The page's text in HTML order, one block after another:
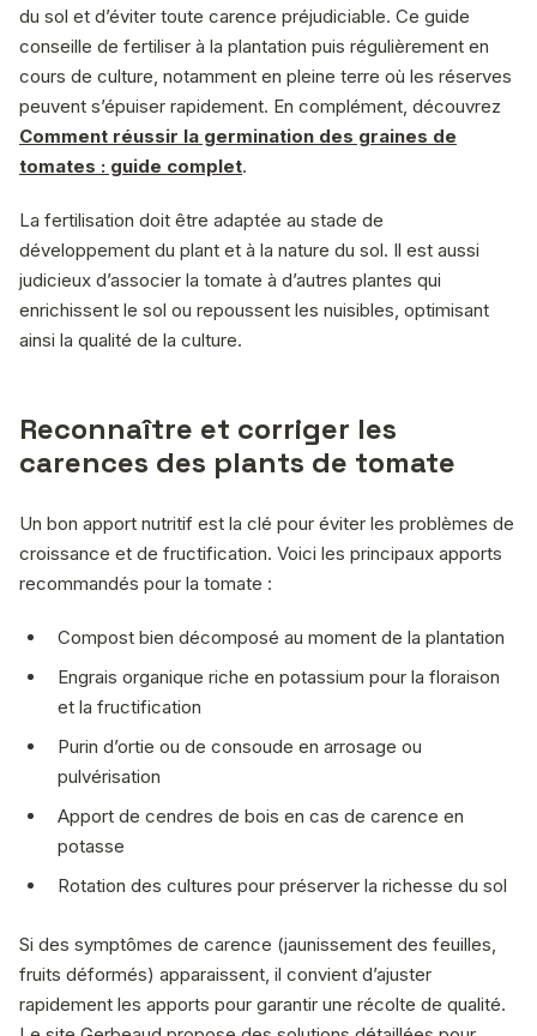
du sol et d’éviter toute carence préjudiciable. Ce guide
conseille de fertiliser à la plantation puis régulièrement en
cours de culture, notamment en pleine terre où les réserves
peuvent s’épuiser rapidement. En complément, découvrez
Comment réussir la germination des graines de
tomates : guide complet.
La fertilisation doit être adaptée au stade de
développement du plant et à la nature du sol. Il est aussi
judicieux d’associer la tomate à d’autres plantes qui
enrichissent le sol ou repoussent les nuisibles, optimisant
ainsi la qualité de la culture.
Reconnaître et corriger les
carences des plants de tomate
Un bon apport nutritif est la clé pour éviter les problèmes de
croissance et de fructification. Voici les principaux apports
recommandés pour la tomate :
Compost bien décomposé au moment de la plantation
Engrais organique riche en potassium pour la floraison
et la fructification
Purin d’ortie ou de consoude en arrosage ou
pulvérisation
Apport de cendres de bois en cas de carence en
potasse
Rotation des cultures pour préserver la richesse du sol
Si des symptômes de carence (jaunissement des feuilles,
fruits déformés) apparaissent, il convient d’ajuster
rapidement les apports pour garantir une récolte de qualité.